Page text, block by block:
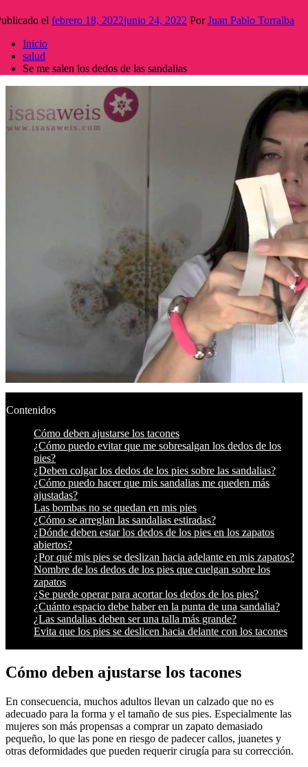
el febrero 18, 2022junio 24, 2022 PorJuan Pablo Torralba
Inicio
salud
Se me salen los dedos de las sandalias
Contenidos
Cómo deben ajustarse los tacones
¿Cómo puedo evitar que me sobresalgan los dedos de los
pies?
¿Deben colgar los dedos de los pies sobre las sandalias?
¿Cómo puedo hacer que mis sandalias me queden más
ajustadas?
Las bombas no se quedan en mis pies
¿Cómo se arreglan las sandalias estiradas?
¿Dónde deben estar los dedos de los pies en los zapatos
abiertos?
¿Por qué mis pies se deslizan hacia adelante en mis zapatos?
Nombre de los dedos de los pies que cuelgan sobre los
zapatos
¿Se puede operar para acortar los dedos de los pies?
¿Cuánto espacio debe haber en la punta de una sandalia?
¿Las sandalias deben ser una talla más grande?
Evita que los pies se deslicen hacia delante con los tacones
Cómo deben ajustarse los tacones
En consecuencia, muchos adultos llevan un calzado que no es
adecuado para la forma y el tamaño de sus pies. Especialmente las
mujeres son más propensas a comprar un zapato demasiado
pequeño, lo que las pone en riesgo de padecer callos, juanetes y
otras deformidades que pueden requerir cirugía para su corrección.